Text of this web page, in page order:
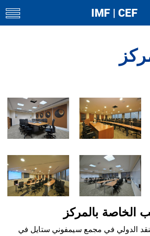
IMF | CEF
toggle
الخاصة بالمركز
الدولي في مجمع سيمفوني ستايل في